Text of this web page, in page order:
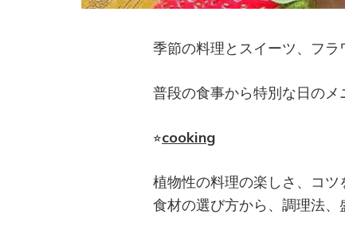
季節の料理とスイーツ、フラ
普段の食事から特別な日のメ
⭐︎cooking
植物性の料理の楽しさ、コツ
食材の選び方から、調理法、